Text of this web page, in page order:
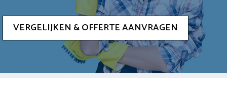
VERGELIJKEN & OFFERTE AANVRAGEN